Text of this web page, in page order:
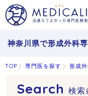
神奈川県で形成外科
TOP 専門医を探す 形成
検索